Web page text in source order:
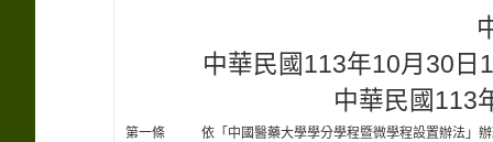
中華民國113年10月30日
中華民國113
第一條
依「中國醫藥大學學分學程暨微學程設置辦法」